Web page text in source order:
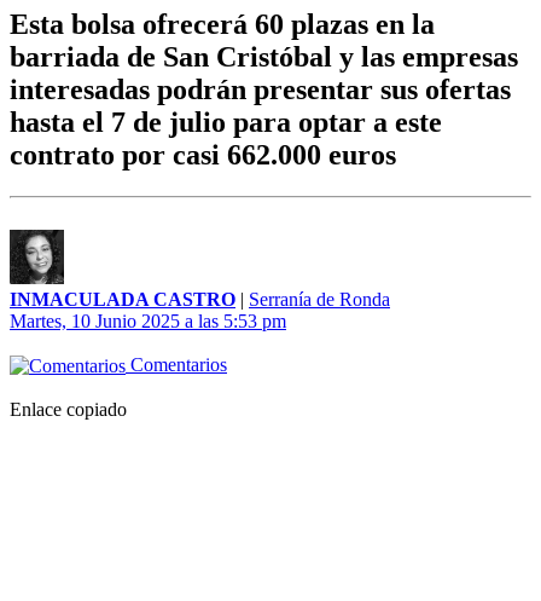
Esta bolsa ofrecerá 60 plazas en la
barriada de San Cristóbal y las empresas
interesadas podrán presentar sus ofertas
hasta el 7 de julio para optar a este
contrato por casi 662.000 euros
INMACULADA CASTRO | Serranía de Ronda
Martes, 10 Junio 2025 a las 5:53 pm
Comentarios
Enlace copiado